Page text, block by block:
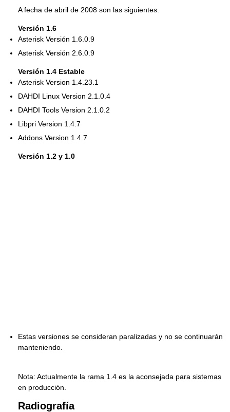
A fecha de abril de 2008 son las siguientes:
Versión 1.6
Asterisk Versión 1.6.0.9
Asterisk Versión 2.6.0.9
Versión 1.4 Estable
Asterisk Version 1.4.23.1
DAHDI Linux Version 2.1.0.4
DAHDI Tools Version 2.1.0.2
Libpri Version 1.4.7
Addons Version 1.4.7
Versión 1.2 y 1.0
Estas versiones se consideran paralizadas y no se continuarán
manteniendo.
Nota: Actualmente la rama 1.4 es la aconsejada para sistemas
en producción.
Radiografía